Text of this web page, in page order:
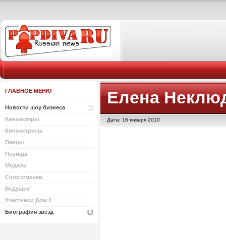
ГЛАВНОЕ МЕНЮ
Новости шоу бизнеса
Киноактеры
Киноактрисы
Певцы
Певицы
Модели
Спортсменки
Ведущие
Участники Дом 2
Биография звёзд
Елена
Дата: 16 января 2010